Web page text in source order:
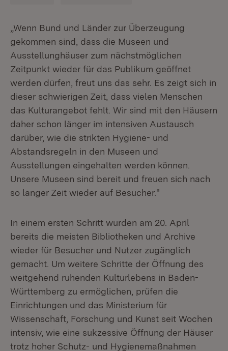
„Wenn Bund und Länder zur Überzeugung
gekommen sind, dass die Museen und
Ausstellunghäuser zum nächstmöglichen
Zeitpunkt wieder für das Publikum geöffnet
werden dürfen, freut uns das sehr. Es zeigt sich in
dieser schwierigen Zeit, dass vielen Menschen
das Kulturangebot fehlt. Wir sind mit den Häusern
daher schon länger im intensiven Austausch
darüber, wie die strikten Hygiene- und
Abstandsregeln in den Museen und
Ausstellungen eingehalten werden können.
Unsere Museen sind bereit und freuen sich nach
so langer Zeit wieder auf Besucher."
In einem ersten Schritt wurden am 20. April
bereits die meisten Bibliotheken und Archive
wieder für Besucher und Nutzer zugänglich
gemacht. Um weitere Schritte der Öffnung des
weitgehend ruhenden Kulturlebens in Baden-
Württemberg zu ermöglichen, prüfen die
Einrichtungen und das Ministerium für
Wissenschaft, Forschung und Kunst seit Wochen
intensiv, wie eine sukzessive Öffnung der Häuser
trotz hoher Schutz- und Hygienemaßnahmen